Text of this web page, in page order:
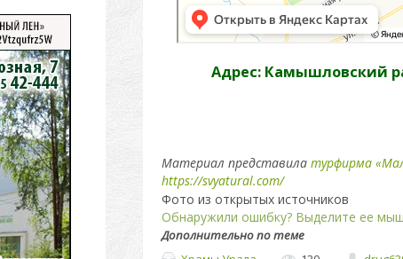
Адрес: Камышловский
Материал представила турфирма
https://svyatural.com/
Фото из открытых источников
Обнаружили ошибку? Выделите ее
Дополнительно по теме